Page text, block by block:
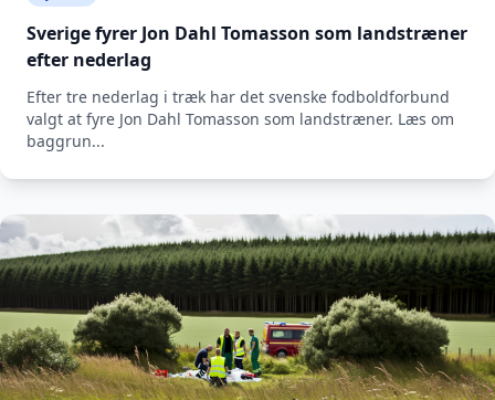
Sverige fyrer Jon Dahl Tomasson som landstræner
efter nederlag
Efter tre nederlag i træk har det svenske fodboldforbund
valgt at fyre Jon Dahl Tomasson som landstræner. Læs om
baggrun...